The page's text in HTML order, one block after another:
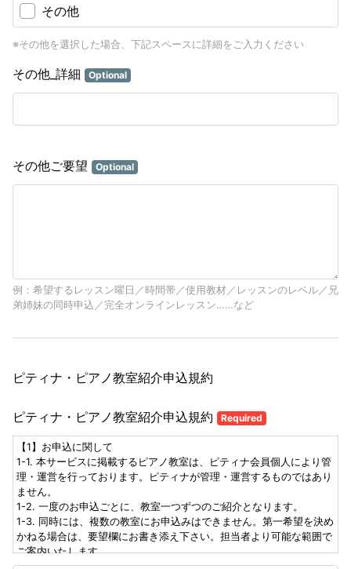
その他
※その他を選択した場合、下記スペースに詳細をご入力ください
その他_詳細 Optional
その他ご要望 Optional
例：希望するレッスン曜日／時間帯／使用教材／レッスンのレベル／兄
弟姉妹の同時申込／完全オンラインレッスン……など
ピティナ・ピアノ教室紹介申込規約
ピティナ・ピアノ教室紹介申込規約 Required
【1】お申込に関して
1-1. 本サービスに掲載するピアノ教室は、ピティナ会員個人により管
理・運営を行っております。ピティナが管理・運営するものではあり
ません。
1-2. 一度のお申込ごとに、教室一つずつのご紹介となります。
1-3. 同時には、複数の教室にお申込みはできません。第一希望を決め
かねる場合は、要望欄にお書き添え下さい。担当者より可能な範囲で
ご案内いたします。
1-4. 各教室、レッスンの空状況の変化により、お申込がお受けできな